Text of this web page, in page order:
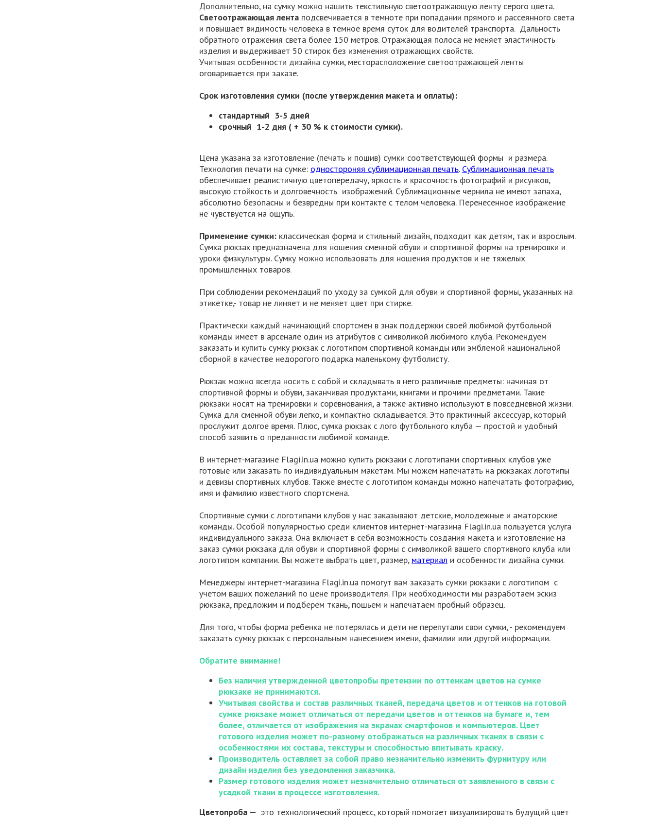
Дополнительно, на сумку можно нашить текстильную светоотражающую ленту серого цвета.
Светоотражающая лента подсвечивается в темноте при попадании прямого и рассеянного света
и повышает видимость человека в темное время суток для водителей транспорта. Дальность
обратного отражения света более 150 метров. Отражающая полоса не меняет эластичность
изделия и выдерживает 50 стирок без изменения отражающих свойств.
Учитывая особенности дизайна сумки, месторасположение светоотражающей ленты
оговаривается при заказе.
Срок изготовления сумки (после утверждения макета и оплаты):
стандартный 3-5 дней
срочный 1-2 дня ( + 30 % к стоимости сумки).
Цена указана за изготовление (печать и пошив) сумки соответствующей формы и размера.
Технология печати на сумке: одностороняя сублимационная печать. Сублимационная печать
обеспечивает реалистичную цветопередачу, яркость и красочность фотографий и рисунков,
высокую стойкость и долговечность изображений. Сублимационные чернила не имеют запаха,
абсолютно безопасны и безвредны при контакте с телом человека. Перенесенное изображение
не чувствуется на ощупь.
Применение сумки: классическая форма и стильный дизайн, подходит как детям, так и взрослым.
Сумка рюкзак предназначена для ношения сменной обуви и спортивной формы на тренировки и
уроки физкультуры. Сумку можно использовать для ношения продуктов и не тяжелых
промышленных товаров.
При соблюдении рекомендаций по уходу за сумкой для обуви и спортивной формы, указанных на
этикетке,- товар не линяет и не меняет цвет при стирке.
Практически каждый начинающий спортсмен в знак поддержки своей любимой футбольной
команды имеет в арсенале один из атрибутов с символикой любимого клуба. Рекомендуем
заказать и купить сумку рюкзак с логотипом спортивной команды или эмблемой национальной
сборной в качестве недорогого подарка маленькому футболисту.
Рюкзак можно всегда носить с собой и складывать в него различные предметы: начиная от
спортивной формы и обуви, заканчивая продуктами, книгами и прочими предметами. Такие
рюкзаки носят на тренировки и соревнования, а также активно используют в повседневной жизни.
Сумка для сменной обуви легко, и компактно складывается. Это практичный аксессуар, который
прослужит долгое время. Плюс, сумка рюкзак с лого футбольного клуба — простой и удобный
способ заявить о преданности любимой команде.
В интернет-магазине Flagi.in.ua можно купить рюкзаки с логотипами спортивных клубов уже
готовые или заказать по индивидуальным макетам. Мы можем напечатать на рюкзаках логотипы
и девизы спортивных клубов. Также вместе с логотипом команды можно напечатать фотографию,
имя и фамилию известного спортсмена.
Спортивные сумки с логотипами клубов у нас заказывают детские, молодежные и аматорские
команды. Особой популярностью среди клиентов интернет-магазина Flagi.in.ua пользуется услуга
индивидуального заказа. Она включает в себя возможность создания макета и изготовление на
заказ сумки рюкзака для обуви и спортивной формы с символикой вашего спортивного клуба или
логотипом компании. Вы можете выбрать цвет, размер, материал и особенности дизайна сумки.
Менеджеры интернет-магазина Flagi.in.ua помогут вам заказать сумки рюкзаки с логотипом с
учетом ваших пожеланий по цене производителя. При необходимости мы разработаем эскиз
рюкзака, предложим и подберем ткань, пошьем и напечатаем пробный образец.
Для того, чтобы форма ребенка не потерялась и дети не перепутали свои сумки, - рекомендуем
заказать сумку рюкзак с персональным нанесением имени, фамилии или другой информации.
Обратите внимание!
Без наличия утвержденной цветопробы претензии по оттенкам цветов на сумке
рюкзаке не принимаются.
Учитывая свойства и состав различных тканей, передача цветов и оттенков на готовой
сумке рюкзаке может отличаться от передачи цветов и оттенков на бумаге и, тем
более, отличается от изображения на экранах смартфонов и компьютеров. Цвет
готового изделия может по-разному отображаться на различных тканях в связи с
особенностями их состава, текстуры и способностью впитывать краску.
Производитель оставляет за собой право незначительно изменить фурнитуру или
дизайн изделия без уведомления заказчика.
Размер готового изделия может незначительно отличаться от заявленного в связи с
усадкой ткани в процессе изготовления.
Цветопроба — это технологический процесс, который помогает визуализировать будущий цвет